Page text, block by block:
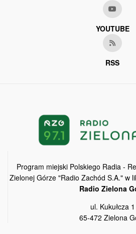
YOUTUBE
RSS
Program miejski Polskiego Radia -
Zielonej Górze "Radio Zachód S.A." w
Radio Zielona
ul. Kukułcza 1
65-472 Zielona